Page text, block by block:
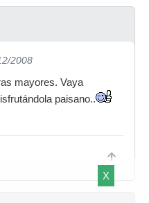
2008
mayores. Vaya
paisano..
X